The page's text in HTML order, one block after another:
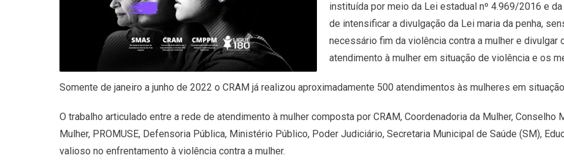
instituída por meio da Lei estadual nº 4.969/2016 e
de intensificar a divulgação da Lei maria da penha,
necessário fim da violência contra a mulher e
atendimento à mulher em situação de violência e os
Somente de janeiro a junho de 2022 o CRAM já realizou aproximadamente 500 atendimentos às mulheres em
O trabalho articulado entre a rede de atendimento à mulher composta por CRAM, Coordenadoria da Mulher,
Mulher, PROMUSE, Defensoria Pública, Ministério Público, Poder Judiciário, Secretaria Municipal de Saúde (SM),
valioso no enfrentamento à violência contra a mulher.